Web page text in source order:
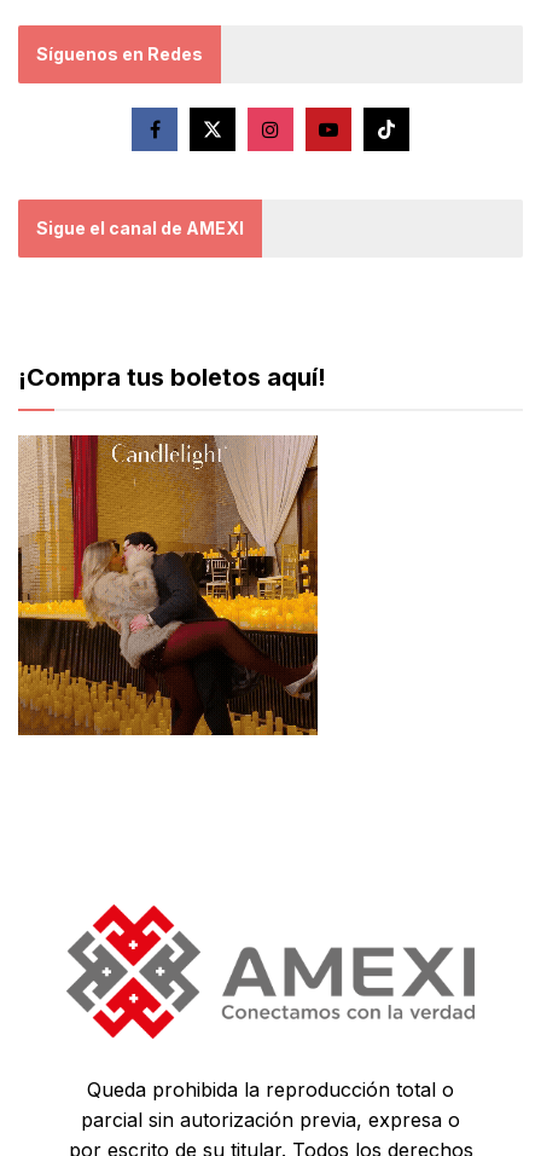
Síguenos en Redes
Sigue el canal de AMEXI
¡Compra tus boletos aquí!
Queda prohibida la reproducción total o
parcial sin autorización previa, expresa o
por escrito de su titular. Todos los derechos